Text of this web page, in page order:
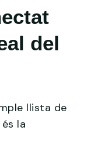
del
llista de
la